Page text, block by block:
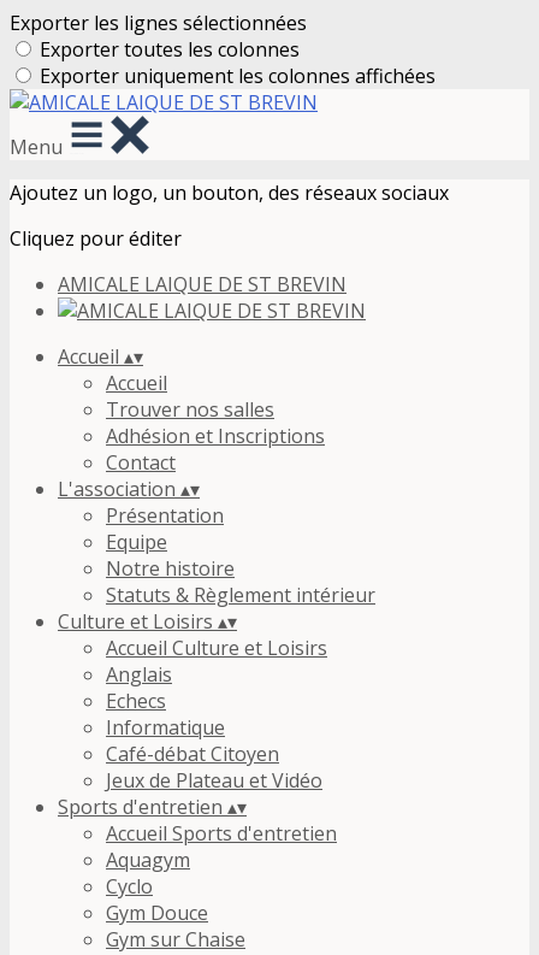
Exporter les lignes sélectionnées
Exporter toutes les colonnes
Exporter uniquement les colonnes affichées
Menu
Ajoutez un logo, un bouton, des réseaux sociaux
Cliquez pour éditer
AMICALE LAIQUE DE ST BREVIN
Accueil ▴▾
Accueil
Trouver nos salles
Adhésion et Inscriptions
Contact
L'association ▴▾
Présentation
Equipe
Notre histoire
Statuts & Règlement intérieur
Culture et Loisirs ▴▾
Accueil Culture et Loisirs
Anglais
Echecs
Informatique
Café-débat Citoyen
Jeux de Plateau et Vidéo
Sports d'entretien ▴▾
Accueil Sports d'entretien
Aquagym
Cyclo
Gym Douce
Gym sur Chaise